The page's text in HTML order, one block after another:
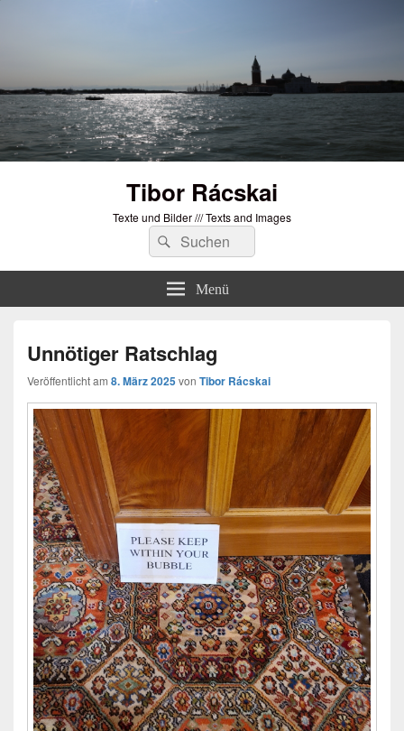
Tibor Rácskai
Texte und Bilder /// Texts and Images
Suchen
nach:
Suchen
Menü
Unnötiger Ratschlag
Veröffentlicht am 8. März 2025von Tibor Rácskai